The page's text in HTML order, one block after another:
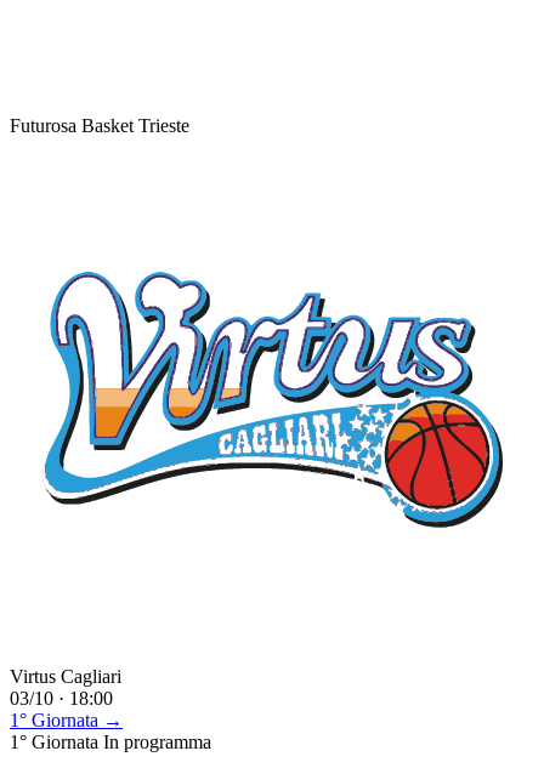
Futurosa Basket Trieste
Virtus Cagliari
03/10 · 18:00
1° Giornata →
1° Giornata In programma